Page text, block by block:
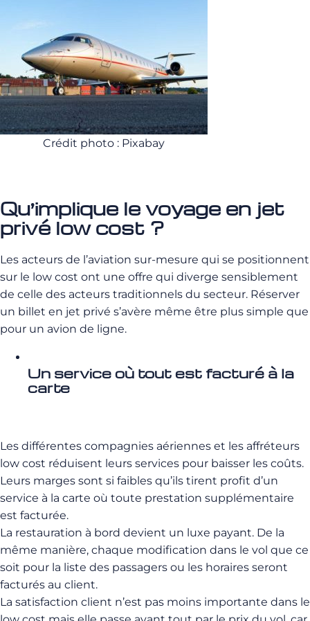
Crédit photo : Pixabay
Qu’implique le voyage en jet
privé low cost ?
Les acteurs de l’aviation sur-mesure qui se positionnent
sur le low cost ont une offre qui diverge sensiblement
de celle des acteurs traditionnels du secteur. Réserver
un billet en jet privé s’avère même être plus simple que
pour un avion de ligne.
Un service où tout est facturé à la
carte
Les différentes compagnies aériennes et les affréteurs
low cost réduisent leurs services pour baisser les coûts.
Leurs marges sont si faibles qu’ils tirent profit d’un
service à la carte où toute prestation supplémentaire
est facturée.
La restauration à bord devient un luxe payant. De la
même manière, chaque modification dans le vol que ce
soit pour la liste des passagers ou les horaires seront
facturés au client.
La satisfaction client n’est pas moins importante dans le